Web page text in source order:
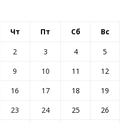
Чт Пт Сб Вс
2 3 4
5
9 10 11
12
16 17 18
19
23 24 25
26